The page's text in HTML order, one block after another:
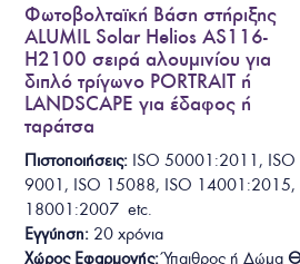
Φωτοβολταϊκή Βάση στήριξης
ALUMIL Solar Helios AS116-
H2100 σειρά αλουμινίου για
διπλό τρίγωνο PORTRAIT ή
LANDSCAPE για έδαφος ή
ταράτσα
Πιστοποιήσεις: ISO 50001:2011, ISO
9001, ISO 15088, ISO 14001:2015,
18001:2007 etc.
Εγγύηση: 20 χρόνια
Χώρος Εφαρμογής: Ύπαιθρος ή Δώμα